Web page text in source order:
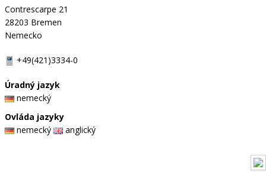
Contrescarpe 21
28203 Bremen
Nemecko
+49(421)3334-0
Úradný jazyk
nemecký
Ovláda jazyky
nemecký
anglický